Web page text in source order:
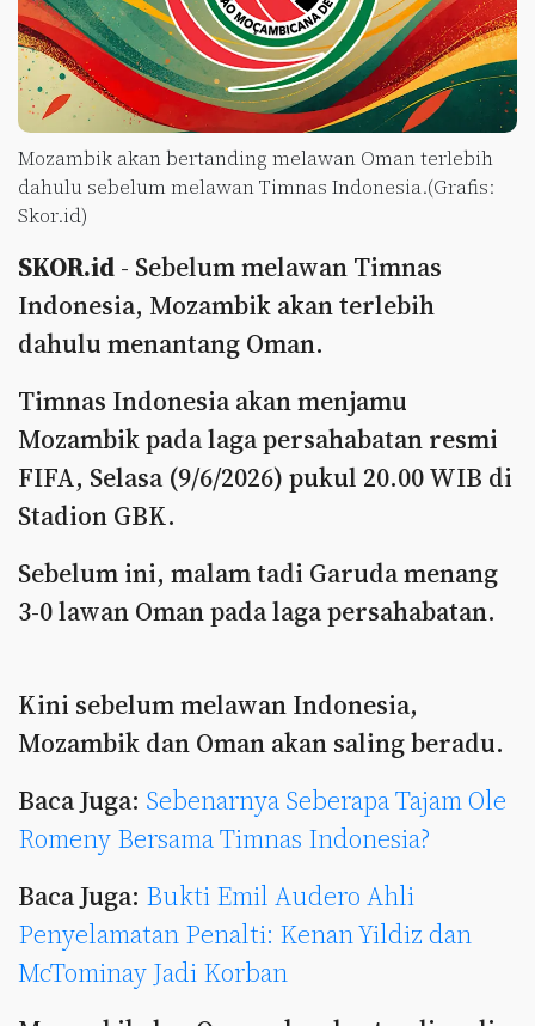
Mozambik akan bertanding melawan Oman terlebih
dahulu sebelum melawan Timnas Indonesia.(Grafis:
Skor.id)
SKOR.id - Sebelum melawan Timnas
Indonesia, Mozambik akan terlebih
dahulu menantang Oman.
Timnas Indonesia akan menjamu
Mozambik pada laga persahabatan resmi
FIFA, Selasa (9/6/2026) pukul 20.00 WIB di
Stadion GBK.
Sebelum ini, malam tadi Garuda menang
3-0 lawan Oman pada laga persahabatan.
Kini sebelum melawan Indonesia,
Mozambik dan Oman akan saling beradu.
Baca Juga: Sebenarnya Seberapa Tajam Ole
Romeny Bersama Timnas Indonesia?
Baca Juga: Bukti Emil Audero Ahli
Penyelamatan Penalti: Kenan Yildiz dan
McTominay Jadi Korban